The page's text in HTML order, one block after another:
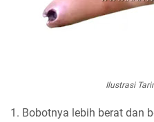
Ilustrasi
1. Bobotnya lebih berat dan